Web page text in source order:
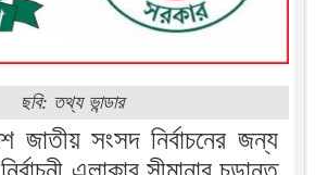
ছবি: তথ্য ভান্ডার
সংসদ নির্বাচনের জন্য